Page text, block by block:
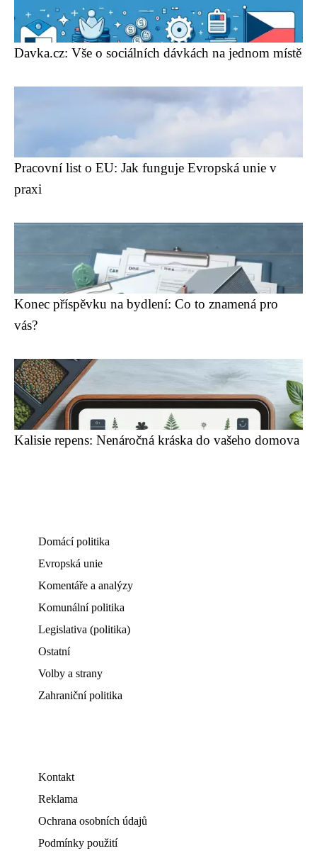
Davka.cz: Vše o sociálních dávkách na jednom místě
Pracovní list o EU: Jak funguje Evropská unie v
praxi
Konec příspěvku na bydlení: Co to znamená pro
vás?
Kalisie repens: Nenáročná kráska do vašeho domova
Domácí politika
Evropská unie
Komentáře a analýzy
Komunální politika
Legislativa (politika)
Ostatní
Volby a strany
Zahraniční politika
Kontakt
Reklama
Ochrana osobních údajů
Podmínky použití